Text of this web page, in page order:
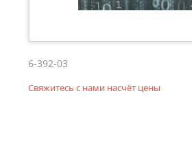
6-392-03
Свяжитесь с нами насчёт цены